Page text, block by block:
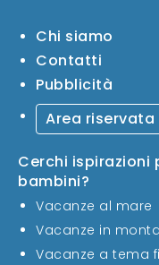
Chi siamo
Contatti
Pubblicità
Area riservata
Cerchi ispirazioni
bambini?
Vacanze al mare
Vacanze in
Vacanze a tema